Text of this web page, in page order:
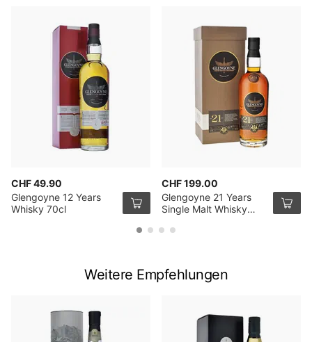
CHF 49.90
Glengoyne 12 Years
Whisky 70cl
CHF 199.00
Glengoyne 21 Years
Single Malt Whisky
Weitere Empfehlungen